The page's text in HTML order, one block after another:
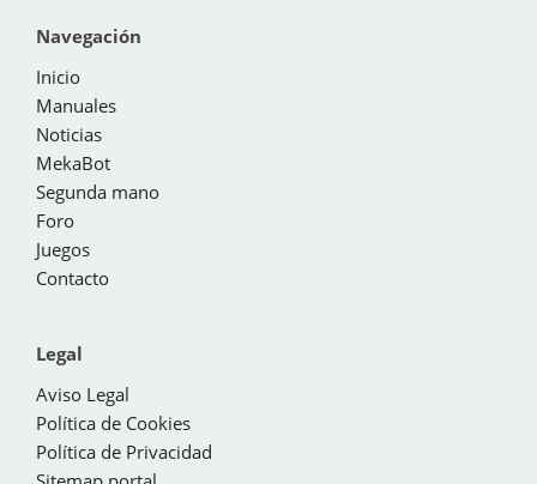
Navegación
Inicio
Manuales
Noticias
MekaBot
Segunda mano
Foro
Juegos
Contacto
Legal
Aviso Legal
Política de Cookies
Política de Privacidad